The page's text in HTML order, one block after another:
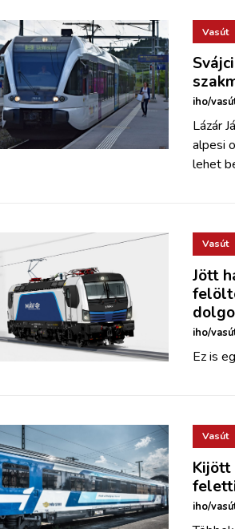
Vasút
iho/
Lázár
alpesi
lehet
Vasút
Jött
iho/
Ez is
Vasút
Kijött
iho/